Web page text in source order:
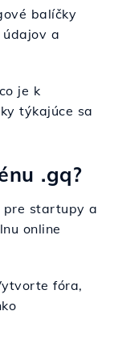
balíčky
údajov a
je k
týkajúce sa
.gq?
pre startupy a
online
fóra,